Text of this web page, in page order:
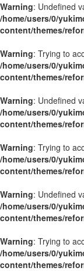
Warning: Undefined
/home/users/0/
content/themes/
Warning: Trying to
/home/users/0/
content/themes/
Warning: Undefined
/home/users/0/
content/themes/
Warning: Trying to
/home/users/0/
content/themes/
Warning: Undefined
/home/users/0/
content/themes/
Warning: Trying to
/home/users/0/
content/themes/